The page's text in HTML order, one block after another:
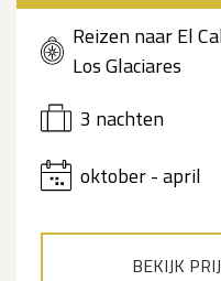
Reizen naar El
Los Glaciares
3 nachten
oktober - april
BEKIJK